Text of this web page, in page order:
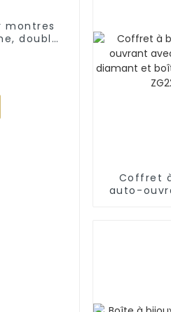
montres
double
Coffret
auto-